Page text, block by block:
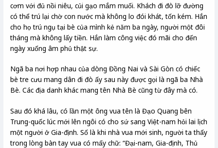
cơm với đủ nồi niêu, củi gạo mắm muối. Khách đi đò lỡ đường
có thể trú lại chờ con nước mà không lo đói khát, tốn kém. Hắn
cho họ trú ngụ tại bè của mình kẻ năm ba ngày, người một đôi
tháng mà không lấy tiền. Hắn làm công việc đó mãi cho đến
ngày xuống âm phủ thật sự.
Ngã ba nơi hợp nhau của dòng Đồng Nai và Sài Gòn có chiếc
bè tre cưu mang dân đi đò ấy sau này được gọi là ngã ba Nhà
Bè. Các địa danh khác mang tên Nhà Bè cũng từ đây mà có.
Sau đó khá lâu, có lần một ông vua tên là Đạo Quang bên
Trung-quốc lúc mới lên ngôi có cho sứ sang Việt-nam hỏi lai lịch
một người ở Gia-định. Số là khi nhà vua mới sinh, người ta thấy
trong lòng bàn tay vua có mấy chữ: “Đại-nam, Gia-định, Thủ